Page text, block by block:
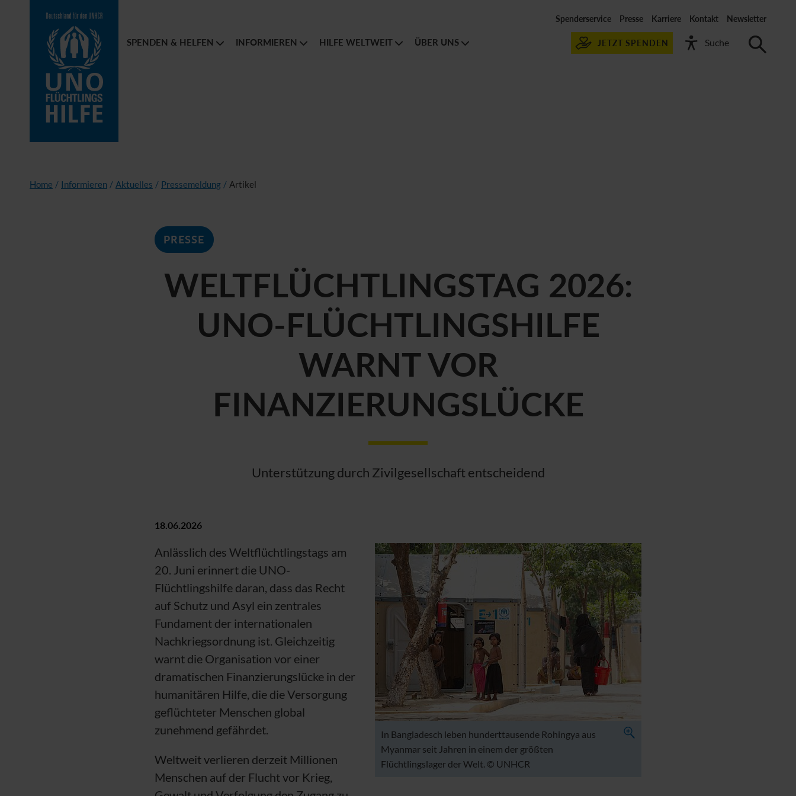
Spenderservice Presse Karriere Kontakt Newsletter
JETZT SPENDEN
SPENDEN & HELFEN INFORMIEREN HILFE WELTWEIT ÜBER UNS
Home / Informieren / Aktuelles / Pressemeldung / Artikel
PRESSE
WELTFLÜCHTLINGSTAG 2026:
UNO-FLÜCHTLINGSHILFE
WARNT VOR
FINANZIERUNGSLÜCKE
Unterstützung durch Zivilgesellschaft entscheidend
18.06.2026
In Bangladesch leben hunderttausende Rohingya aus
Myanmar seit Jahren in einem der größten
Flüchtlingslager der Welt. © UNHCR
Anlässlich des Weltflüchtlingstags am
20. Juni erinnert die UNO-
Flüchtlingshilfe daran, dass das Recht
auf Schutz und Asyl ein zentrales
Fundament der internationalen
Nachkriegsordnung ist. Gleichzeitig
warnt die Organisation vor einer
dramatischen Finanzierungslücke in der
humanitären Hilfe, die die Versorgung
geflüchteter Menschen global
zunehmend gefährdet.
Weltweit verlieren derzeit Millionen
Menschen auf der Flucht vor Krieg,